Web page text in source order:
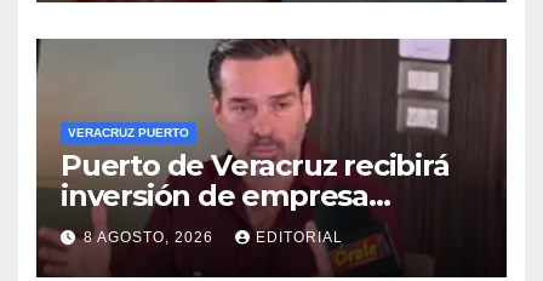
VERACRUZ PUERTO
Puerto de Veracruz recibirá
inversión de empresa
harinera: Eduardo Vega
8 AGOSTO, 2026 EDITORIAL